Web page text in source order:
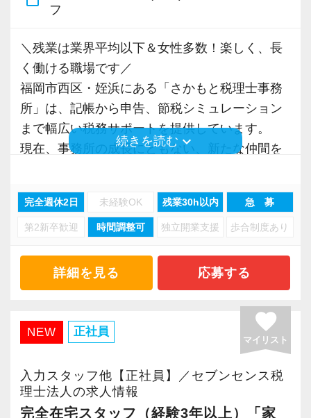
・事業拡大に伴う増員募集
・組織力強化に向けた採用
・将来の中核人材を募集
＜先輩スタッフの声＞
Q. 当事務所を選んだ理由は？
Q. 実際に働いてみてどうですか？
より成長スピードが上がったと感じています。
A. 上司や先輩に相談しやすく、風通しの良い職
場だと感じています。
＜求める人材＞
・税務経験を活かして成長したい方
フ
＼残業は業界平均以下＆女性多数！楽しく、長
く働ける職場です／
福岡市西区・姪浜にある「さかもと税理士事務
所」は、記帳から申告、節税シミュレーション
まで幅広い税務サポートを提供しています。
現在、事務所の成長にともない、新たな仲間を
【働きやすさに自信あり】
当事務所では「働きやすい環境づくり」を何よ
現在のスタッフは9名中7名が女性。子育て中の
方やブランクのある方も、安心して働ける環境
• 月平均残業は約10時間以下（繁忙期を除く）
• 完全週休2日制（土日祝）＋有給も取得しやす
い
• 在宅勤務やフレックス制度も相談可能
続きを読む keyboard_arrow_down
完全週休2日 未経験OK 残業30h以内 急 募
第2新卒歓迎 時間調整可 独立開業支援 歩合制度あり
詳細を見る 応募する
NEW 正社員 favorite
マイリスト
入力スタッフ他【正社員】／セブンセンス税
理士法人の求人情報
完全在宅スタッフ（経験3年以上）「家